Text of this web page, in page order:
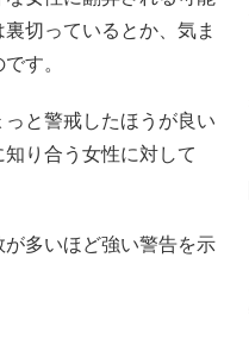
切っているとか、気ま
す。
と警戒したほうが良い
り合う女性に対して
多いほど強い警告を示